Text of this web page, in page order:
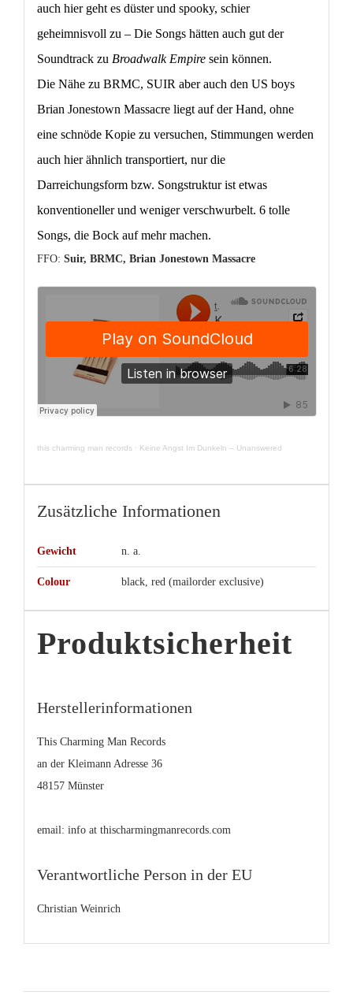
auch hier geht es düster und spooky, schier
geheimnisvoll zu – Die Songs hätten auch gut der
Soundtrack zu Broadwalk Empire sein können.
Die Nähe zu BRMC, SUIR aber auch den US boys
Brian Jonestown Massacre liegt auf der Hand, ohne
eine schnöde Kopie zu versuchen, Stimmungen werden
auch hier ähnlich transportiert, nur die
Darreichungsform bzw. Songstruktur ist etwas
konventioneller und weniger verschwurbelt. 6 tolle
Songs, die Bock auf mehr machen.
FFO: Suir, BRMC, Brian Jonestown Massacre
this charming man records· Keine Angst Im Dunkeln – Unanswered
Zusätzliche Informationen
Gewicht n. a.
Colour black, red (mailorder exclusive)
Produktsicherheit
Herstellerinformationen
This Charming Man Records
an der Kleimann Adresse 36
48157 Münster
email: info at thischarmingmanrecords.com
Verantwortliche Person in der EU
Christian Weinrich